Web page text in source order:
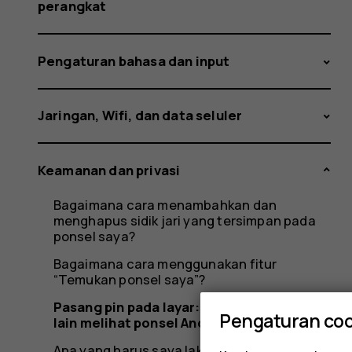
ponsel
Anda
dengan
aman
perangkat
Pengaturan bahasa dan input
Jaringan, Wifi, dan data seluler
Keamanan dan privasi
Bagaimana cara menambahkan dan
menghapus sidik jari yang tersimpan pada
ponsel saya?
Bagaimana cara menggunakan fitur
“Temukan ponsel saya”?
Pasang pin pada layar: membiarkan orang
lain melihat ponsel Anda dengan aman
Pengaturan